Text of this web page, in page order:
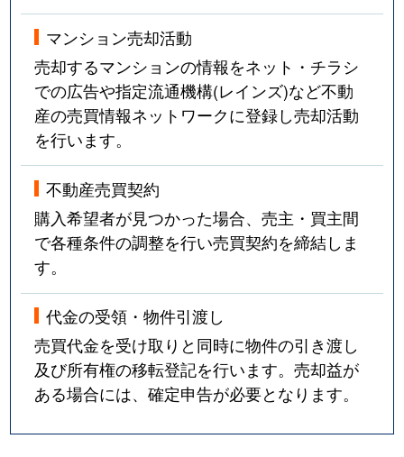
マンション売却活動
売却するマンションの情報をネット・チラシ
での広告や指定流通機構(レインズ)など不動
産の売買情報ネットワークに登録し売却活動
を行います。
不動産売買契約
購入希望者が見つかった場合、売主・買主間
で各種条件の調整を行い売買契約を締結しま
す。
代金の受領・物件引渡し
売買代金を受け取りと同時に物件の引き渡し
及び所有権の移転登記を行います。売却益が
ある場合には、確定申告が必要となります。